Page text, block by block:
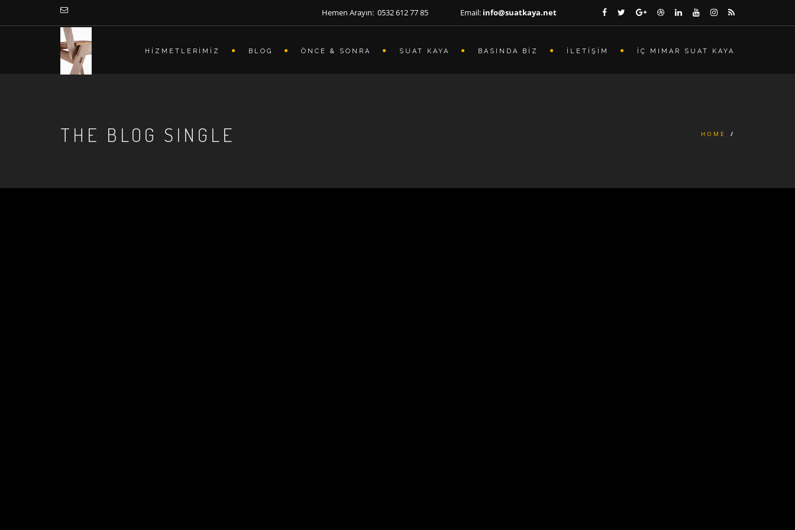
Hemen Arayın: 0532 612 77 85 Email: info@suatkaya.net
HİZMETLERİMİZ BLOG ÖNCE & SONRA SUAT KAYA BASINDA BİZ İLETİŞİM İÇ MIMAR SUAT KAYA
THE BLOG SINGLE HOME /